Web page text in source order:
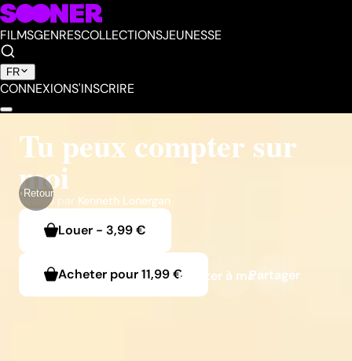
FILMSGENRESCOLLECTIONSJEUNESSE
FR
CONNEXIONS'INSCRIRE
Retour
Tu peux compter sur
moi
Réalisé par Kenneth Lonergan
Louer - 3,99 €
Acheter pour11,99 €Ajouter à ma liste
Partager